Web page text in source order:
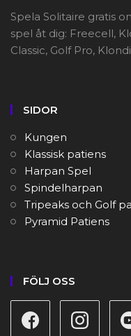
Spela Solitaire gratis
spel åt dig: Freecell,
Classic, Golf Pro,
SIDOR
Kungen
Klassisk patiens
Harpan Spel
Spindelharpan
Tripeaks och Golf
Pyramid Patiens
FÖLJ OSS